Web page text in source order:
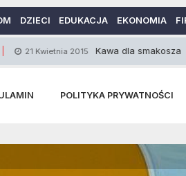
DZIECI EDUKACJA EKONOMIA
2015 Kawa dla smakosza 12
POLITYKA PRYWATNOŚCI